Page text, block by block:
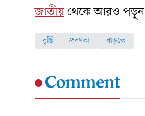
জাতীয়থেকে আরও পড়ুন
বৃষ্টি প্রবণতা বাড়তে
Comment